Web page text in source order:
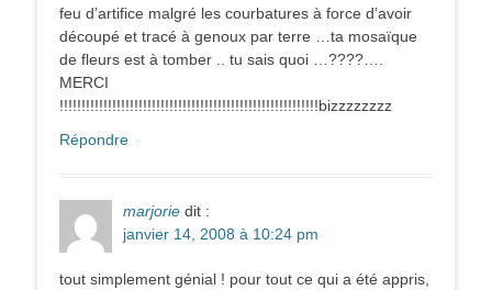
feu d’artifice malgré les courbatures à force d’avoir
découpé et tracé à genoux par terre …ta mosaïque
de fleurs est à tomber .. tu sais quoi …????….
MERCI
!!!!!!!!!!!!!!!!!!!!!!!!!!!!!!!!!!!!!!!!!!!!!!!!!!!!!!!!!!!bizzzzzzzz
Répondre
marjorie dit :
janvier 14, 2008 à 10:24 pm
tout simplement génial ! pour tout ce qui a été appris,